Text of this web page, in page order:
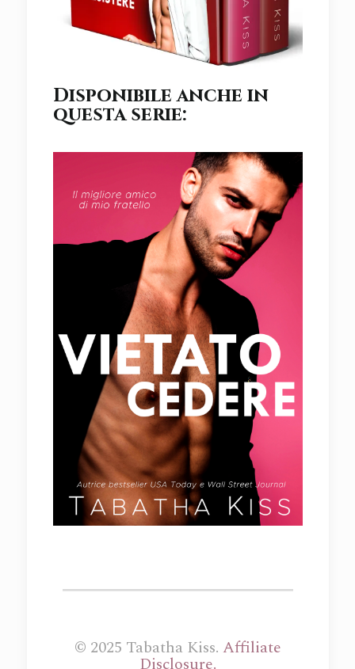
Disponibile anche in
questa serie:
© 2025 Tabatha Kiss. Affiliate
Disclosure.